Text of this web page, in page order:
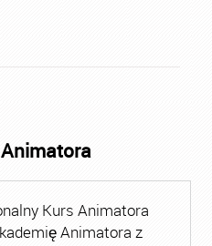
Kurs Animatora
Animatora z